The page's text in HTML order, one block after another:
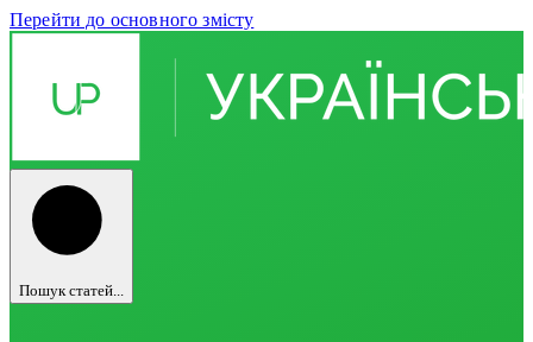
Перейти до основного змісту
Пошук статей...